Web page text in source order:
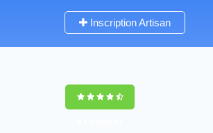
Inscription Artisan